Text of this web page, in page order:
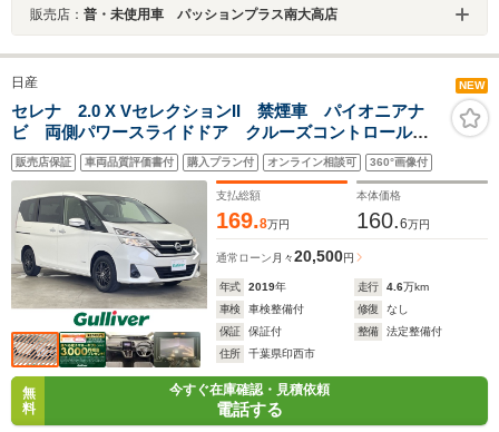
販売店： 普・未使用車 パッションプラス南大高店
日産 NEW
セレナ 2.0 X VセレクションII 禁煙車 パイオニアナ
ビ 両側パワースライドドア クルーズコントロール
スマートキー&プッシュスタート バックカメラ ETC
エマージェンシーブレーキ ステアリングスイッチ 電
動格納ミラー
販売店保証 車両品質評価書付 購入プラン付 オンライン相談可 360°画像付
支払総額
169.8万円
本体価格
160.6万円
通常ローン 月々20,500円
年式 2019年 走行 4.6万km
車検
車検整備付 修復
なし
保証
保証付 整備
法定整備付
住所
千葉県印西市
無
料
今すぐ在庫確認・見積依頼
電話する